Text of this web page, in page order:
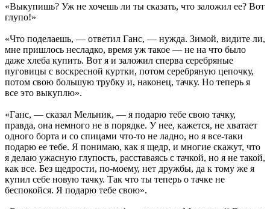
«Выкупишь? Уж не хочешь ли ты сказать, что заложил ее? Вот
глупо!»
«Что поделаешь, — ответил Ганс, — нужда. Зимой, видите ли,
мне пришлось несладко, время уж такое — не на что было
даже хлеба купить. Вот я и заложил сперва серебряные
пуговицы с воскресной куртки, потом серебряную цепочку,
потом свою большую трубку и, наконец, тачку. Но теперь я
все это выкуплю».
«Ганс, — сказал Мельник, — я подарю тебе свою тачку,
правда, она немного не в порядке. У нее, кажется, не хватает
одного борта и со спицами что-то не ладно, но я все-таки
подарю ее тебе. Я понимаю, как я щедр, и многие скажут, что
я делаю ужасную глупость, расставаясь с тачкой, но я не такой,
как все. Без щедрости, по-моему, нет дружбы, да к тому же я
купил себе новую тачку. Так что ты теперь о тачке не
беспокойся. Я подарю тебе свою».